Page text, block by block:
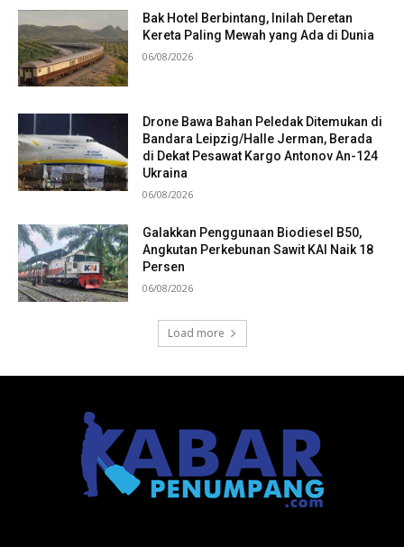
Bak Hotel Berbintang, Inilah Deretan
Kereta Paling Mewah yang Ada di Dunia
06/08/2026
Drone Bawa Bahan Peledak Ditemukan di
Bandara Leipzig/Halle Jerman, Berada
di Dekat Pesawat Kargo Antonov An-124
Ukraina
06/08/2026
Galakkan Penggunaan Biodiesel B50,
Angkutan Perkebunan Sawit KAI Naik 18
Persen
06/08/2026
Load more